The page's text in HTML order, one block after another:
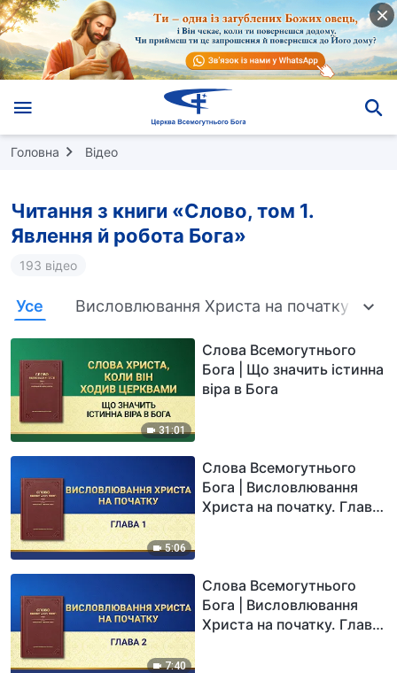
Головна Відео
Читання з книги «Слово, том 1.
Явлення й робота Бога»
193 відео
Усе Висловлювання Христа на початку
31:01
Слова Всемогутнього
Бога | Що значить істинна
віра в Бога
5:06
Слова Всемогутнього
Бога | Висловлювання
Христа на початку. Глава
7:40
Слова Всемогутнього
Бога | Висловлювання
Христа на початку. Глава